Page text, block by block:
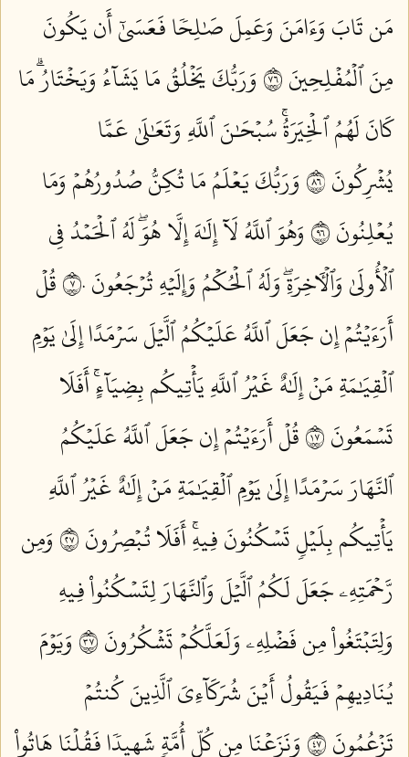
مَن تَابَ وَءَامَنَ وَعَمِلَ صَٰلِحٗا فَعَسَىٰٓ أَن يَكُونَ
مِنَ ٱلۡمُفۡلِحِينَ ٦٧
وَرَبُّكَ يَخۡلُقُ مَا يَشَآءُ وَيَخۡتَارُۗ مَا
كَانَ لَهُمُ ٱلۡخِيَرَةُۚ سُبۡحَٰنَ ٱللَّهِ وَتَعَٰلَىٰ عَمَّا
يُشۡرِكُونَ ٦٨
وَرَبُّكَ يَعۡلَمُ مَا تُكِنُّ صُدُورُهُمۡ وَمَا
يُعۡلِنُونَ ٦٩
وَهُوَ ٱللَّهُ لَآ إِلَٰهَ إِلَّا هُوَۖ لَهُ ٱلۡحَمۡدُ فِي
ٱلۡأُولَىٰ وَٱلۡأٓخِرَةِۖ وَلَهُ ٱلۡحُكۡمُ وَإِلَيۡهِ تُرۡجَعُونَ ٧٠
قُلۡ
أَرَءَيۡتُمۡ إِن جَعَلَ ٱللَّهُ عَلَيۡكُمُ ٱلَّيۡلَ سَرۡمَدًا إِلَىٰ يَوۡمِ
ٱلۡقِيَٰمَةِ مَنۡ إِلَٰهٌ غَيۡرُ ٱللَّهِ يَأۡتِيكُم بِضِيَآءٍۚ أَفَلَا
تَسۡمَعُونَ ٧١
قُلۡ أَرَءَيۡتُمۡ إِن جَعَلَ ٱللَّهُ عَلَيۡكُمُ
ٱلنَّهَارَ سَرۡمَدًا إِلَىٰ يَوۡمِ ٱلۡقِيَٰمَةِ مَنۡ إِلَٰهٌ غَيۡرُ ٱللَّهِ
يَأۡتِيكُم بِلَيۡلٖ تَسۡكُنُونَ فِيهِۚ أَفَلَا تُبۡصِرُونَ ٧٢
وَمِن
رَّحۡمَتِهِۦ جَعَلَ لَكُمُ ٱلَّيۡلَ وَٱلنَّهَارَ لِتَسۡكُنُواْ فِيهِ
وَلِتَبۡتَغُواْ مِن فَضۡلِهِۦ وَلَعَلَّكُمۡ تَشۡكُرُونَ ٧٣
وَيَوۡمَ
يُنَادِيهِمۡ فَيَقُولُ أَيۡنَ شُرَكَآءِيَ ٱلَّذِينَ كُنتُمۡ
تَزۡعُمُونَ ٧٤
وَنَزَعۡنَا مِن كُلِّ أُمَّةٖ شَهِيدٗا فَقُلۡنَا هَاتُواْ